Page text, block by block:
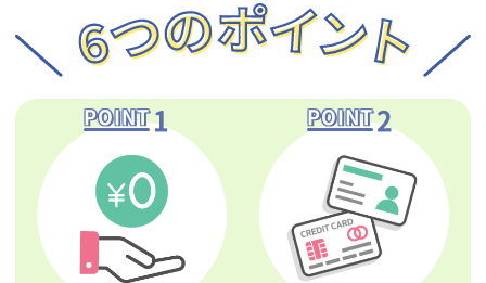
POINT1 POINT2